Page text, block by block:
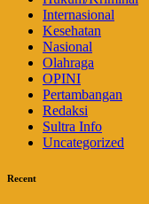
Internasional
Kesehatan
Nasional
Olahraga
OPINI
Pertambangan
Redaksi
Sultra Info
Uncategorized
Recent